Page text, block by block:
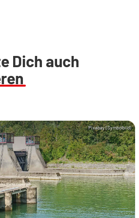
Dich auch
Pixabay (Symbolbild)